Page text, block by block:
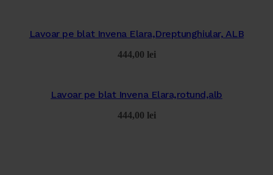
Lavoar pe blat Invena Elara,Dreptunghiular, ALB
444,00 lei
Lavoar pe blat Invena Elara,rotund,alb
444,00 lei